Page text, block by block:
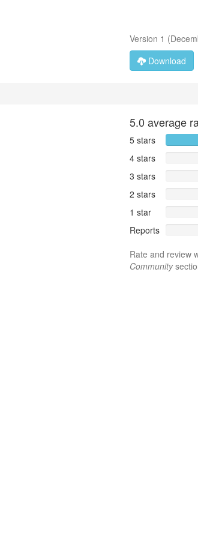
Version 1 (
Download
5.0 average
5 stars
4 stars
3 stars
2 stars
1 star
Reports
Rate and review
Community